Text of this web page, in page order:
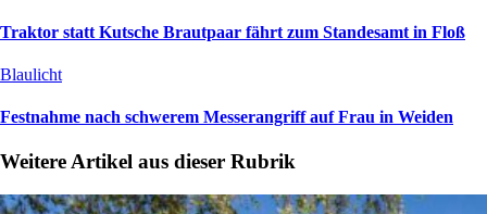
Traktor statt Kutsche Brautpaar fährt zum Standesamt in Floß
Blaulicht
Festnahme nach schwerem Messerangriff auf Frau in Weiden
Weitere Artikel aus dieser Rubrik